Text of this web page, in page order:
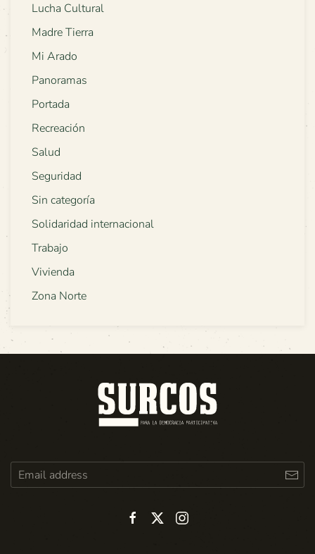
Lucha Cultural
Madre Tierra
Mi Arado
Panoramas
Portada
Recreación
Salud
Seguridad
Sin categoría
Solidaridad internacional
Trabajo
Vivienda
Zona Norte